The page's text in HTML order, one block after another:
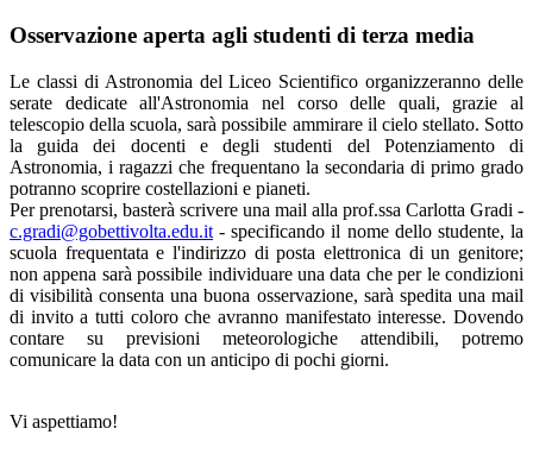
Osservazione aperta agli studenti di terza media
Le classi di Astronomia del Liceo Scientifico organizzeranno delle
serate dedicate all'Astronomia nel corso delle quali, grazie al
telescopio della scuola, sarà possibile ammirare il cielo stellato. Sotto
la guida dei docenti e degli studenti del Potenziamento di
Astronomia, i ragazzi che frequentano la secondaria di primo grado
potranno scoprire costellazioni e pianeti.
Per prenotarsi, basterà scrivere una mail alla prof.ssa Carlotta Gradi -
c.gradi@gobettivolta.edu.it - specificando il nome dello studente, la
scuola frequentata e l'indirizzo di posta elettronica di un genitore;
non appena sarà possibile individuare una data che per le condizioni
di visibilità consenta una buona osservazione, sarà spedita una mail
di invito a tutti coloro che avranno manifestato interesse. Dovendo
contare su previsioni meteorologiche attendibili, potremo
comunicare la data con un anticipo di pochi giorni.
Vi aspettiamo!